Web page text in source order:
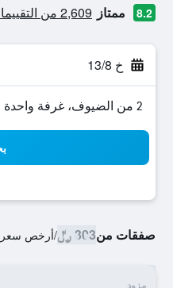
8.2 ممتاز 2,609 من التقييمات تم التحقق منها
خ 13/8
2 من الضيوف، غرفة واحدة
صفقات من303 ﷼ /أرخص سعر
مزود